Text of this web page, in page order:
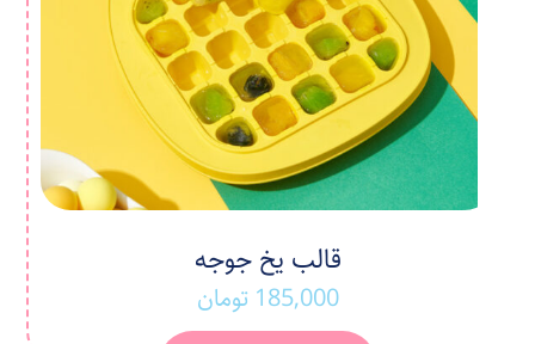
قالب یخ جوجه
185,000 تومان